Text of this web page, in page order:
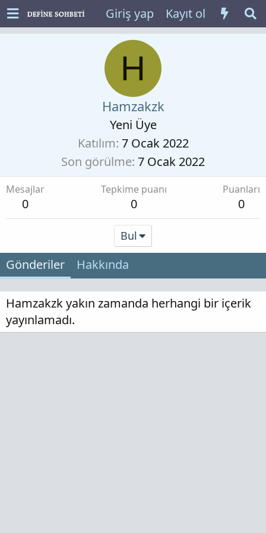
Giriş yap Kayıt ol
H
Hamzakzk
Yeni Üye
Katılım 7 Ocak 2022
Son görülme 7 Ocak 2022
Mesajlar
0
Tepkime puanı
0
Puanları
0
Bul
Gönderiler Hakkında
Hamzakzk yakın zamanda herhangi bir içerik
yayınlamadı.